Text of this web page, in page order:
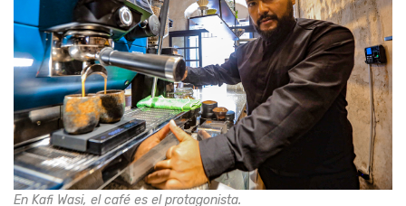
En Kafi Wasi, el café es el protagonista.